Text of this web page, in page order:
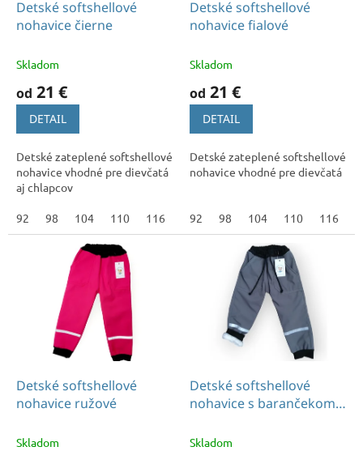
k
n
v
a
š
c
Detské softshellové
nohavice čierne
Skladom
od 21 €
DETAIL
Detské zateplené softshellové
nohavice vhodné pre dievčatá
aj chlapcov
92 98 104 110 116 122 128 134 140 146
Detské softshellové
nohavice fialové
Skladom
od 21 €
DETAIL
Detské zateplené softshellové
nohavice vhodné pre dievčatá
92 98 104 110 116
Detské softshellové
nohavice ružové
Skladom
Detské softshellové
nohavice s barančekom
Skladom